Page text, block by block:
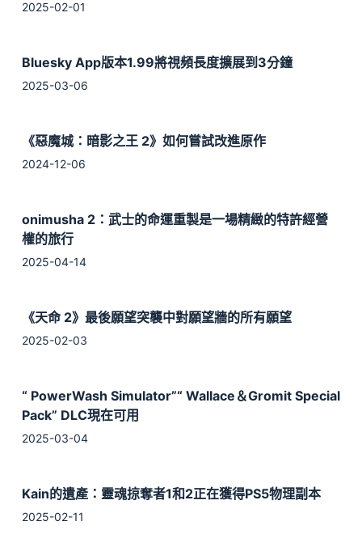
2025-02-01
Bluesky App版本1.99將視頻長度擴展到3分鐘
2025-03-06
《惡魔城：暗影之王 2》如何嘗試改進原作
2024-12-06
onimusha 2：武士的命運重製是一場精緻的特許經營
權的旅行
2025-04-14
《天命 2》最後願望突襲中對願望牆的所有願望
2025-02-03
“ PowerWash Simulator”“ Wallace＆Gromit Special
Pack” DLC現在可用
2025-03-04
Kain的遺產：靈魂掠奪者1和2正在獲得PS5物理副本
2025-02-11